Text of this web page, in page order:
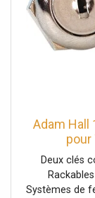
Adam Hall
pour
Deux clés
Systèmes de